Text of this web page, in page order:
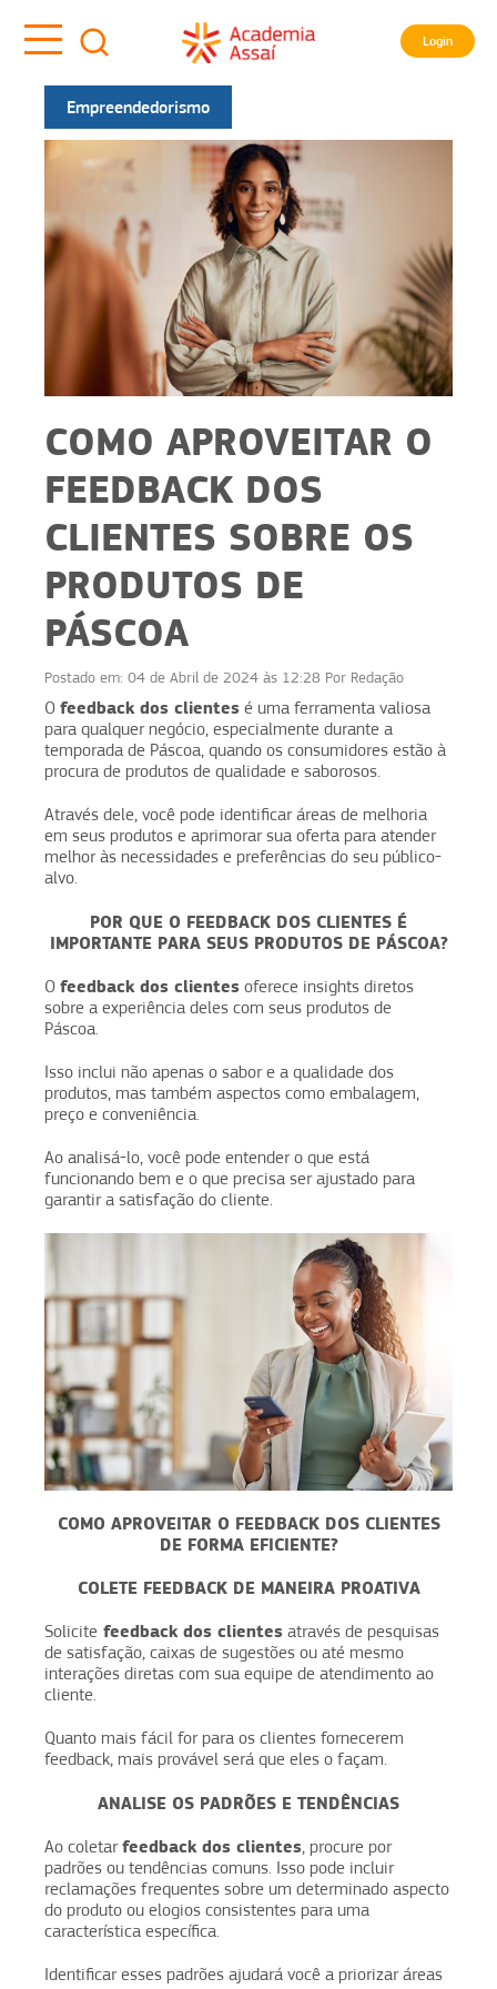
Login
Empreendedorismo
COMO APROVEITAR O
FEEDBACK DOS
CLIENTES SOBRE OS
PRODUTOS DE
PÁSCOA
Postado em: 04 de Abril de 2024 às 12:28 Por Redação
O feedback dos clientes é uma ferramenta valiosa
para qualquer negócio, especialmente durante a
temporada de Páscoa, quando os consumidores estão à
procura de produtos de qualidade e saborosos.
Através dele, você pode identificar áreas de melhoria
em seus produtos e aprimorar sua oferta para atender
melhor às necessidades e preferências do seu público-
alvo.
POR QUE O FEEDBACK DOS CLIENTES É
IMPORTANTE PARA SEUS PRODUTOS DE PÁSCOA?
O feedback dos clientes oferece insights diretos
sobre a experiência deles com seus produtos de
Páscoa.
Isso inclui não apenas o sabor e a qualidade dos
produtos, mas também aspectos como embalagem,
preço e conveniência.
Ao analisá-lo, você pode entender o que está
funcionando bem e o que precisa ser ajustado para
garantir a satisfação do cliente.
COMO APROVEITAR O FEEDBACK DOS CLIENTES
DE FORMA EFICIENTE?
COLETE FEEDBACK DE MANEIRA PROATIVA
Solicite feedback dos clientes através de pesquisas
de satisfação, caixas de sugestões ou até mesmo
interações diretas com sua equipe de atendimento ao
cliente.
Quanto mais fácil for para os clientes fornecerem
feedback, mais provável será que eles o façam.
ANALISE OS PADRÕES E TENDÊNCIAS
Ao coletarfeedback dos clientes, procure por
padrões ou tendências comuns. Isso pode incluir
reclamações frequentes sobre um determinado aspecto
do produto ou elogios consistentes para uma
característica específica.
Identificar esses padrões ajudará você a priorizar áreas